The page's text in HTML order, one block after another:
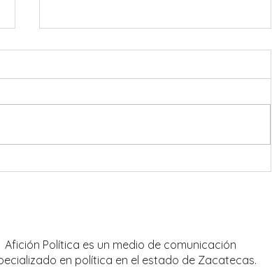
Afición Política es un medio de comunicación
en política en el estado de Zacatecas.